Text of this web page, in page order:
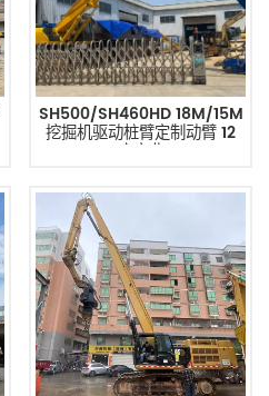
SH500/SH460HD 18M/15M
挖掘机驱动桩臂定制动臂 12
度弯曲